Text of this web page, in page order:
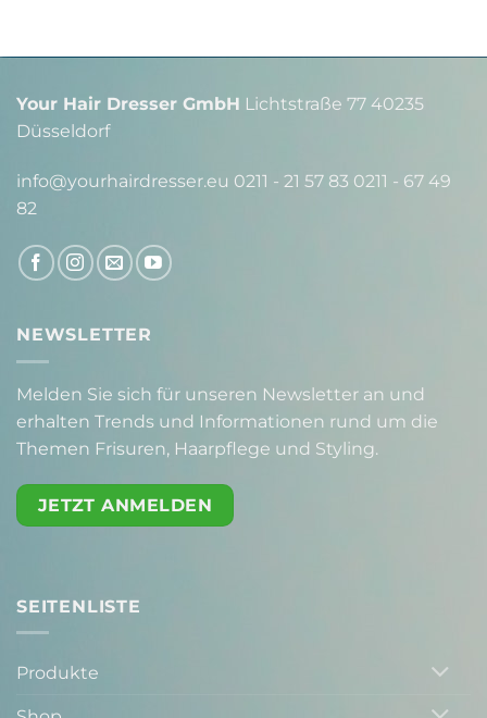
Your Hair Dresser GmbH Lichtstraße 77 40235
Düsseldorf
info@yourhairdresser.eu 0211 - 21 57 83 0211 - 67 49
82
NEWSLETTER
Melden Sie sich für unseren Newsletter an und
erhalten Trends und Informationen rund um die
Themen Frisuren, Haarpflege und Styling.
JETZT ANMELDEN
SEITENLISTE
Produkte